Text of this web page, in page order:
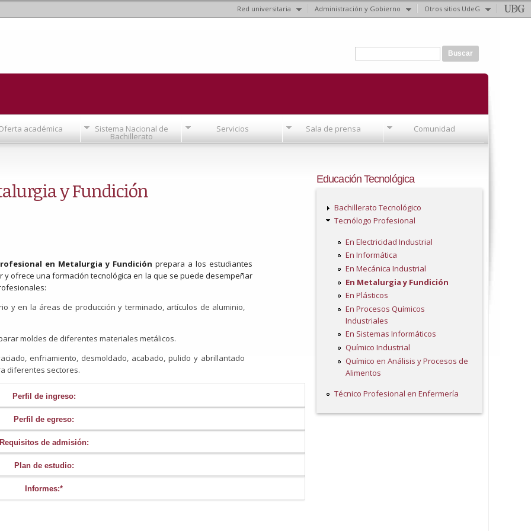
Red universitaria Administración y Gobierno Otros sitios UdeG
Formulario de búsqueda
académica Sistema Nacional de
Bachillerato
Servicios Sala de prensa Comunidad
y Fundición
en Metalurgia y Fundición prepara a los estudiantes
y ofrece una formación tecnológica en la que se puede desempeñar
y en la áreas de producción y terminado, artículos de aluminio,
moldes de diferentes materiales metálicos.
enfriamiento, desmoldado, acabado, pulido y abrillantado
diferentes sectores.
Perfil de ingreso:
Perfil de egreso:
competencias profesionales (administración de la producción; dibujo técnico
para movilizar los aprendizajes a situaciones de la vida cotidiana, la
Requisitos de admisión:
Plan de estudio:
Informes:*
Educación Tecnológica
Bachillerato Tecnológico
Tecnólogo Profesional
En Electricidad Industrial
En Informática
En Mecánica Industrial
En Metalurgia y Fundición
En Plásticos
En Procesos Químicos
Industriales
En Sistemas Informáticos
Químico Industrial
Químico en Análisis y Procesos de
Alimentos
Técnico Profesional en Enfermería